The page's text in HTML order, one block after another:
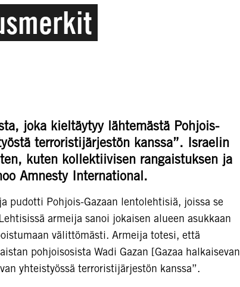
joka kieltäytyy lähtemästä Pohjois-
terroristijärjestön kanssa”. Israelin
kuten kollektiivisen rangaistuksen ja
Amnesty International.
pudotti Pohjois-Gazaan lentolehtisiä, joissa se
armeija sanoi jokaisen alueen asukkaan
välittömästi. Armeija totesi, että
pohjoisosista Wadi Gazan [Gazaa halkaisevan
yhteistyössä terroristijärjestön kanssa”.